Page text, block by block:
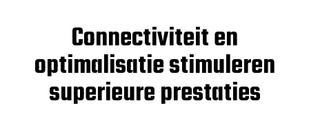
Connectiviteit en
optimalisatie stimuleren
superieure prestaties